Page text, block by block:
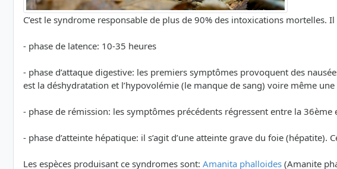
C’est le syndrome responsable de plus de 90% des intoxications mortelles.
- phase de latence: 10-35 heures
- phase d’attaque digestive: les premiers symptômes provoquent des
est la déshydratation et l’hypovolémie (le manque de sang) voire même
- phase de rémission: les symptômes précédents régressent entre la 36ème
- phase d’atteinte hépatique: il s’agit d’une atteinte grave du foie
Les espèces produisant ce syndromes sont: Amanita phalloides (Amanite